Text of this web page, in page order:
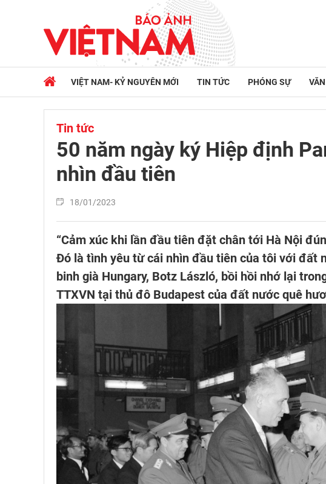
VIỆT NAM- KỶ NGUYÊN MỚI TIN TỨC PHÓNG SỰ
Tin tức
50 năm ngày ký Hiệp định
nhìn đầu tiên
18/01/2023
“Cảm xúc khi lần đầu tiên đặt chân tới Hà Nội
Đó là tình yêu từ cái nhìn đầu tiên của tôi với đất
binh già Hungary, Botz László, bồi hồi nhớ lại
TTXVN tại thủ đô Budapest của đất nước quê